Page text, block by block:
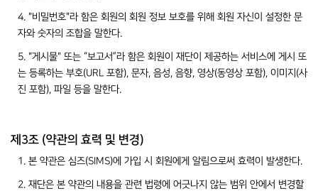
4. "비밀번호"라 함은 회원의 회원 정보 보호를 위해 회원 자신이 설정한 문
자와 숫자의 조합을 말한다.
5. "게시물" 또는 “보고서”라 함은 회원이 재단이 제공하는 서비스에 게시 또
는 등록하는 부호(URL 포함), 문자, 음성, 음향, 영상(동영상 포함), 이미지(사
진 포함), 파일 등을 말한다.
제3조 (약관의 효력 및 변경)
1. 본 약관은 심즈(SIMS)에 가입 시 회원에게 알림으로써 효력이 발생한다.
2. 재단은 본 약관의 내용을 관련 법령에 어긋나지 않는 범위 안에서 변경할